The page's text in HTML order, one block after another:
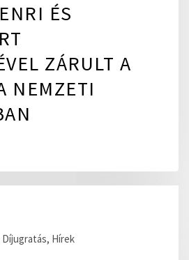
ÉS
ZÁRULT A
NEMZETI
Díjugratás, Hírek